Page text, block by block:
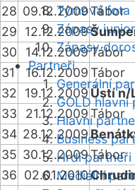
Týmová fota
Zápasy
Zápasy
Partneři
Generální
GOLD hlavní
Hlavní
Business
Hrdí partneři
Mediální
28 09.12.2009Tábor
29
12.12.2009
30
14.12.2009Tábor
31
16.12.2009Tábor
32
19.12.2009Ústí n/
33
21.12.2009Tábor
34 28.12.2009
35 30.12.2009Tábor
36 02.01.2010